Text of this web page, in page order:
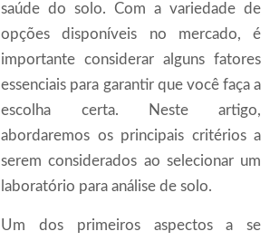
saúde do solo. Com a variedade de
opções disponíveis no mercado, é
importante considerar alguns fatores
essenciais para garantir que você faça a
escolha certa. Neste artigo,
abordaremos os principais critérios a
serem considerados ao selecionar um
laboratório para análise de solo.
Um dos primeiros aspectos a se